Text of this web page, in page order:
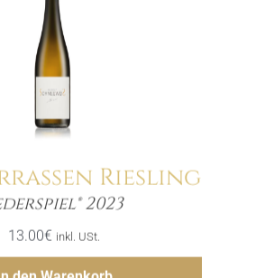
Riesling
2023
13.00€ inkl. USt.
den Warenkorb
Menge
Hinzufügen